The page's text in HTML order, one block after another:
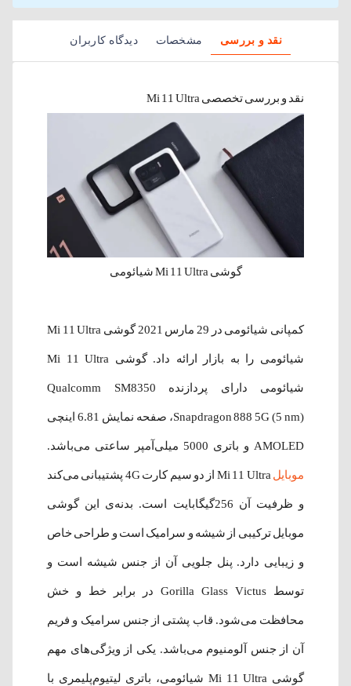
نقد و بررسی مشخصات دیدگاه کاربران
نقد و بررسی تخصصی Mi 11 Ultra
گوشی Mi 11 Ultra شیائومی
کمپانی شیائومی در 29 مارس 2021 گوشی Mi 11 Ultra
شیائومی را به بازار ارائه داد. گوشی Mi 11 Ultra
شیائومی دارای پردازنده Qualcomm SM8350
Snapdragon 888 5G (5 nm)، صفحه نمایش 6.81 اینچی
AMOLED و باتری 5000 میلی‌آمپر ساعتی می‌باشد.
موبایل Mi 11 Ultra از دو سیم کارت 4G پشتیبانی می‌کند
و ظرفیت آن 256گیگابایت است. بدنه‌ی این گوشی
موبایل ترکیبی از شیشه و سرامیک است و طراحی خاص
و زیبایی دارد. پنل جلویی آن از جنس شیشه است و
توسط Gorilla Glass Victus در برابر خط و خش
محافظت می‌شود. قاب پشتی از جنس سرامیک و فریم
آن از جنس آلومنیوم می‌باشد. یکی از ویژگی‌های مهم
گوشی Mi 11 Ultra شیائومی، باتری لیتیوم‌پلیمری با